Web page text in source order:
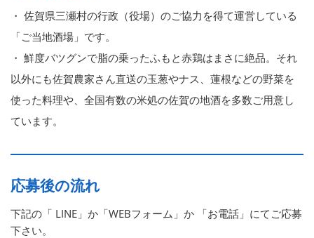
・ 佐賀県三瀬村の行政（役場）のご協力を得て運営している
「ご当地酒場」です。
・ 鮮度バツグンで脂の乗ったふもと赤鶏はまさに絶品。それ
以外にも佐賀農家さん直送の玉葱やナス、蓮根などの野菜を
使った料理や、全国有数の米処の佐賀の地酒を多数ご用意し
ています。
応募後の流れ
下記の「 LINE」か「WEBフォーム」か 「お電話」にてご応募
下さい。